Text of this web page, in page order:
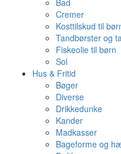
Bad
Cremer
Kosttilskud til
Tandbørster og
Fiskeolie til børn
Sol
Hus & Fritid
Bøger
Diverse
Drikkedunke
Kander
Madkasser
Bageforme og